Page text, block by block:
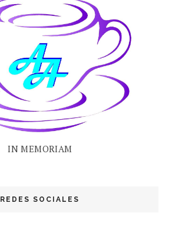
IN MEMORIAM
REDES SOCIALES